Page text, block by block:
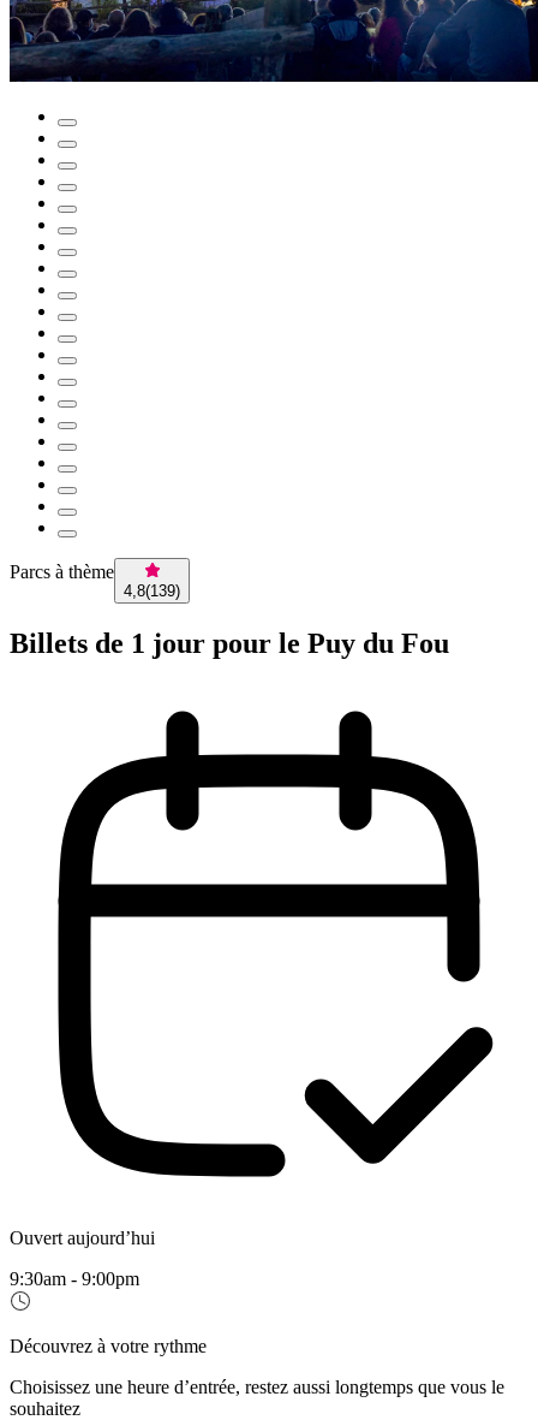
Parcs à thème
4,8(139)
Billets de 1 jour pour le Puy du Fou
Ouvert aujourd’hui
9:30am - 9:00pm
Découvrez à votre rythme
Choisissez une heure d’entrée, restez aussi longtemps que vous le
souhaitez